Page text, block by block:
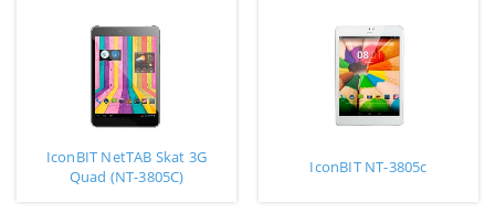
IconBIT NetTAB Skat 3G
Quad (NT-3805C)
IconBIT NT-3805c